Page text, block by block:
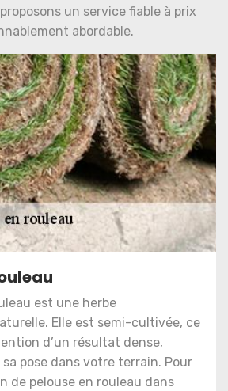
un service fiable à prix
abordable.
est une herbe
Elle est semi-cultivée, ce
d’un résultat dense,
pose dans votre terrain. Pour
de pelouse en rouleau dans